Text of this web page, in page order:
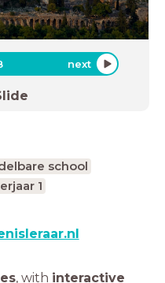
next
school
1
, with interactive